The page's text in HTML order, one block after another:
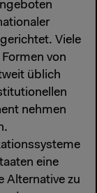
Viele
von
üblich
nehmen
eine
Alternative zu